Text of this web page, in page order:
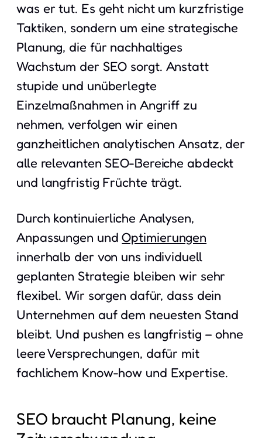
was er tut. Es geht nicht um kurzfristige
Taktiken, sondern um eine strategische
Planung, die für nachhaltiges
Wachstum der SEO sorgt. Anstatt
stupide und unüberlegte
Einzelmaßnahmen in Angriff zu
nehmen, verfolgen wir einen
ganzheitlichen analytischen Ansatz, der
alle relevanten SEO-Bereiche abdeckt
und langfristig Früchte trägt.
Durch kontinuierliche Analysen,
Anpassungen undOptimierungen
innerhalb der von uns individuell
geplanten Strategie bleiben wir sehr
flexibel. Wir sorgen dafür, dass dein
Unternehmen auf dem neuesten Stand
bleibt. Und pushen es langfristig – ohne
leere Versprechungen, dafür mit
fachlichem Know-how und Expertise.
SEO braucht Planung, keine